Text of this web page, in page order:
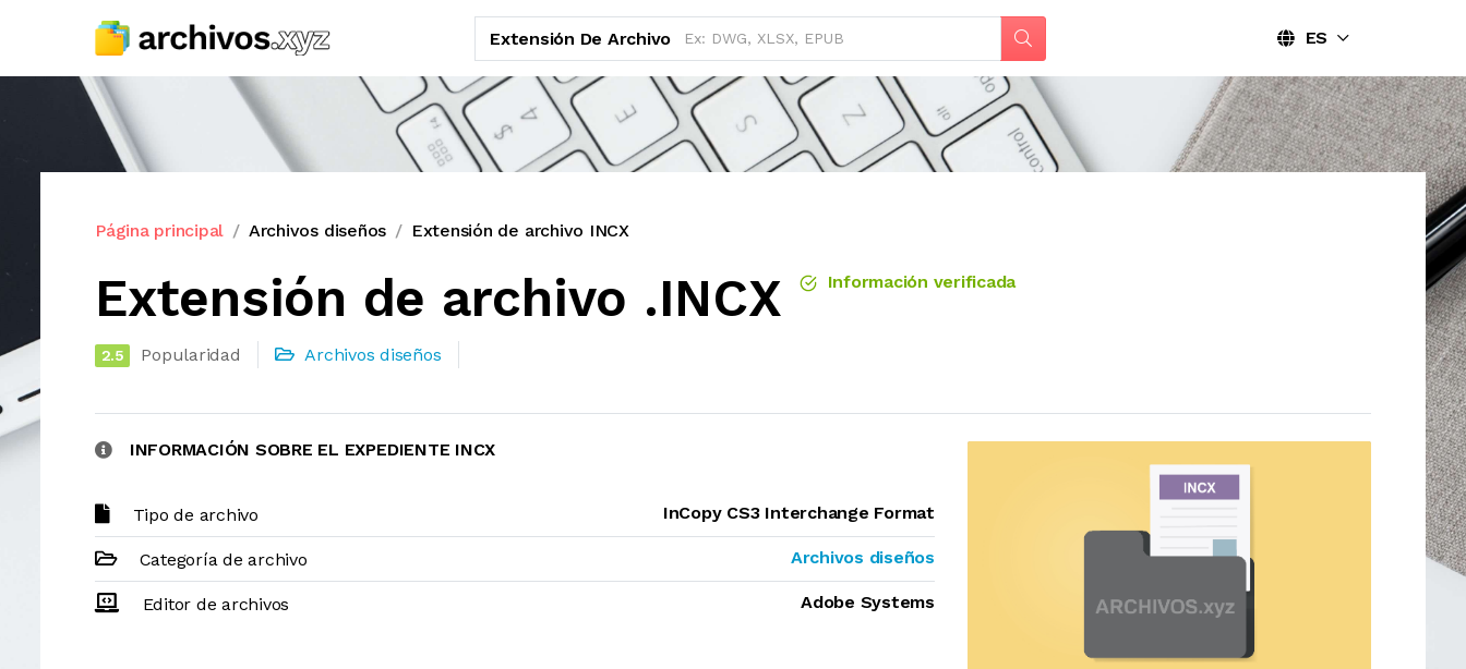
Extensión De Archivo ES
Página principal Archivos diseños Extensión de archivo INCX
Extensión de archivo .INCX Información verificada
2.5 Popularidad Archivos diseños
INFORMACIÓN SOBRE EL EXPEDIENTE INCX
Tipo de archivo InCopy CS3 Interchange Format
Categoría de archivo Archivos diseños
Editor de archivos Adobe Systems